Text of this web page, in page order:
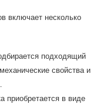
включает несколько
подходящий
свойства и
приобретается в виде